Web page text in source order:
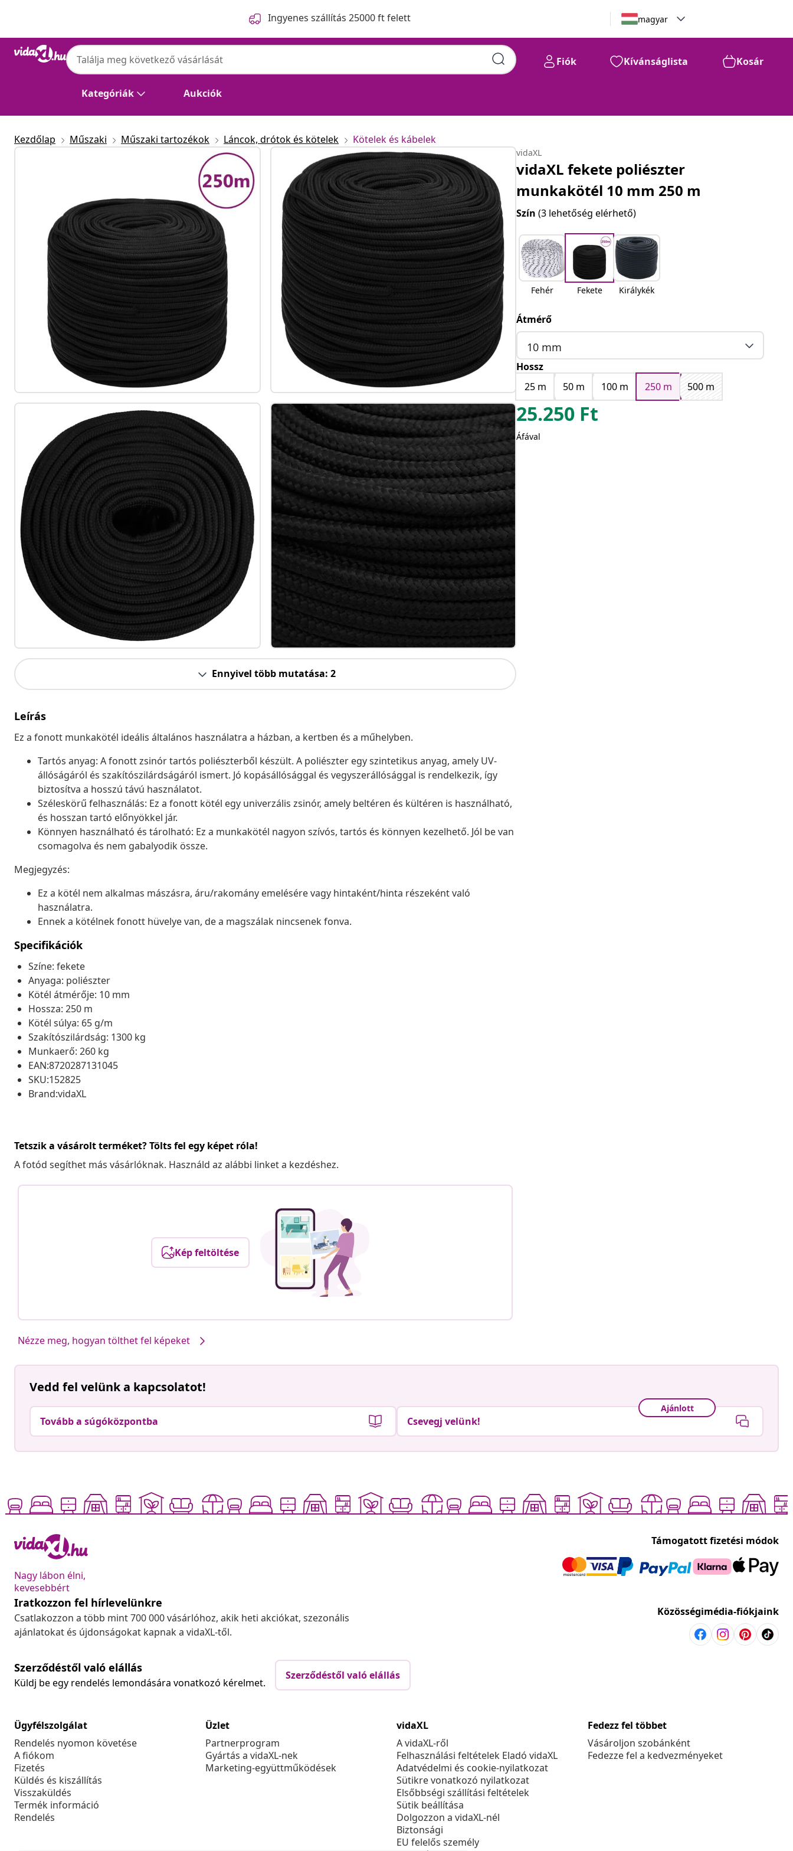
Ingyenes szállítás 25000 ft felett magyar
Kategóriák Aukciók
Fiók Kívánságlista Kosár
Kezdőlap Műszaki Műszaki tartozékok Láncok, drótok és kötelek Kötelek és kábelek
Ennyivel több mutatása: 2
Leírás
Ez a fonott munkakötél ideális általános használatra a házban, a kertben és a műhelyben.
Tartós anyag: A fonott zsinór tartós poliészterből készült. A poliészter egy szintetikus anyag, amely UV-
állóságáról és szakítószilárdságáról ismert. Jó kopásállósággal és vegyszerállósággal is rendelkezik, így
biztosítva a hosszú távú használatot.
Széleskörű felhasználás: Ez a fonott kötél egy univerzális zsinór, amely beltéren és kültéren is használható,
és hosszan tartó előnyökkel jár.
Könnyen használható és tárolható: Ez a munkakötél nagyon szívós, tartós és könnyen kezelhető. Jól be van
csomagolva és nem gabalyodik össze.
Megjegyzés:
Ez a kötél nem alkalmas mászásra, áru/rakomány emelésére vagy hintaként/hinta részeként való
használatra.
Ennek a kötélnek fonott hüvelye van, de a magszálak nincsenek fonva.
Specifikációk
Színe: fekete
Anyaga: poliészter
Kötél átmérője: 10 mm
Hossza: 250 m
Kötél súlya: 65 g/m
Szakítószilárdság: 1300 kg
Munkaerő: 260 kg
EAN:8720287131045
SKU:152825
Brand:vidaXL
Tetszik a vásárolt terméket? Tölts fel egy képet róla!
A fotód segíthet más vásárlóknak. Használd az alábbi linket a kezdéshez.
Kép feltöltése
Nézze meg, hogyan tölthet fel képeket
vidaXL
vidaXL fekete poliészter
munkakötél 10 mm 250 m
Szín(3 lehetőség elérhető)
Fehér Fekete Királykék
Átmérő
10 mm
Hossz
25 m
50 m 100 m 250 m 500 m
25.250 Ft
Áfával
Vedd fel velünk a kapcsolatot!
Tovább a súgóközpontba
Ajánlott
Csevegj velünk!
Nagy lábon élni,
kevesebbért
Támogatott fizetési módok
Iratkozzon fel hírlevelünkre
Csatlakozzon a több mint 700 000 vásárlóhoz, akik heti akciókat, szezonális
ajánlatokat és újdonságokat kapnak a vidaXL-től.
Közösségimédia-fiókjaink
Szerződéstől való elállás
Küldj be egy rendelés lemondására vonatkozó kérelmet.
Szerződéstől való elállás
Ügyfélszolgálat
Rendelés nyomon követése
A fiókom
Fizetés
Küldés és kiszállítás
Visszaküldés
Termék információ
Rendelés
Üzlet
Partnerprogram
Gyártás a vidaXL-nek
Marketing-együttműködések
vidaXL
A vidaXL-ről
Felhasználási feltételek Eladó vidaXL
Adatvédelmi és cookie-nyilatkozat
Sütikre vonatkozó nyilatkozat
Elsőbbségi szállítási feltételek
Sütik beállítása
Dolgozzon a vidaXL-nél
Biztonsági
EU felelős személy
Fedezz fel többet
Vásároljon szobánként
Fedezze fel a kedvezményeket